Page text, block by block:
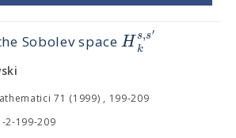
Sobolev spaceHs,s′
k
71 (1999) , 199-209
2-199-209